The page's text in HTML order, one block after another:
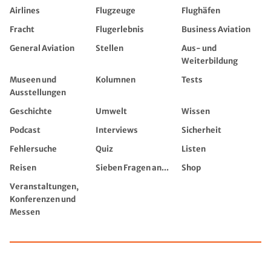
Airlines Flugzeuge
Flughäfen
Fracht
Flugerlebnis
Business Aviation
General Aviation
Stellen
Aus- und
Weiterbildung
Museen und
Ausstellungen
Kolumnen Tests
Geschichte Umwelt
Wissen
Podcast
Interviews
Sicherheit
Fehlersuche
Quiz
Listen
Reisen
Sieben Fragen an...
Shop
Veranstaltungen,
Konferenzen und
Messen